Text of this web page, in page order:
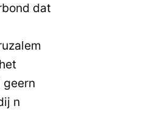
dat
geern
n